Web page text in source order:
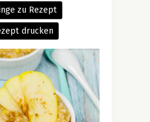
zu Rezept
drucken